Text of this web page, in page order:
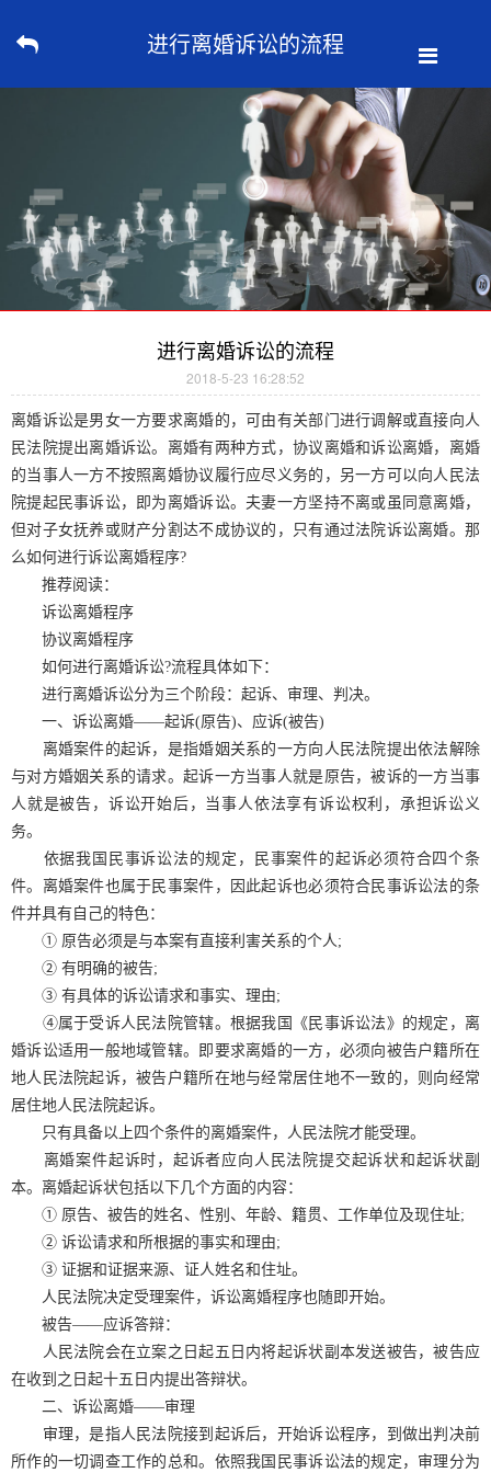
进行离婚诉讼的流程
进行离婚诉讼的流程
2018-5-23 16:28:52
离婚诉讼是男女一方要求离婚的，可由有关部门进行调解或直接向人
民法院提出离婚诉讼。离婚有两种方式，协议离婚和诉讼离婚，离婚
的当事人一方不按照离婚协议履行应尽义务的，另一方可以向人民法
院提起民事诉讼，即为离婚诉讼。夫妻一方坚持不离或虽同意离婚，
但对子女抚养或财产分割达不成协议的，只有通过法院诉讼离婚。那
么如何进行诉讼离婚程序?
推荐阅读：
诉讼离婚程序
协议离婚程序
如何进行离婚诉讼?流程具体如下：
进行离婚诉讼分为三个阶段：起诉、审理、判决。
一、诉讼离婚——起诉(原告)、应诉(被告)
离婚案件的起诉，是指婚姻关系的一方向人民法院提出依法解除
与对方婚姻关系的请求。起诉一方当事人就是原告，被诉的一方当事
人就是被告，诉讼开始后，当事人依法享有诉讼权利，承担诉讼义
务。
依据我国民事诉讼法的规定，民事案件的起诉必须符合四个条
件。离婚案件也属于民事案件，因此起诉也必须符合民事诉讼法的条
件并具有自己的特色：
① 原告必须是与本案有直接利害关系的个人;
② 有明确的被告;
③ 有具体的诉讼请求和事实、理由;
④属于受诉人民法院管辖。根据我国《民事诉讼法》的规定，离
婚诉讼适用一般地域管辖。即要求离婚的一方，必须向被告户籍所在
地人民法院起诉，被告户籍所在地与经常居住地不一致的，则向经常
居住地人民法院起诉。
只有具备以上四个条件的离婚案件，人民法院才能受理。
离婚案件起诉时，起诉者应向人民法院提交起诉状和起诉状副
本。离婚起诉状包括以下几个方面的内容：
① 原告、被告的姓名、性别、年龄、籍贯、工作单位及现住址;
② 诉讼请求和所根据的事实和理由;
③ 证据和证据来源、证人姓名和住址。
人民法院决定受理案件，诉讼离婚程序也随即开始。
被告——应诉答辩：
人民法院会在立案之日起五日内将起诉状副本发送被告，被告应
在收到之日起十五日内提出答辩状。
二、诉讼离婚——审理
审理，是指人民法院接到起诉后，开始诉讼程序，到做出判决前
所作的一切调查工作的总和。依照我国民事诉讼法的规定，审理分为